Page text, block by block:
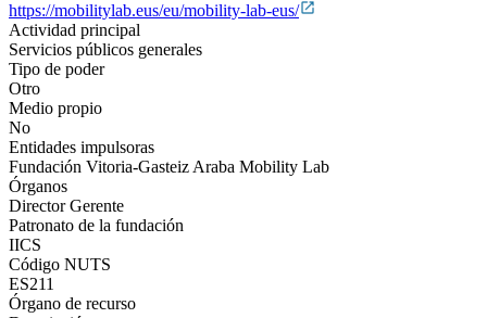
https://mobilitylab.eus/eu/mobility-lab-eus/
Actividad principal
Servicios públicos generales
Tipo de poder
Otro
Medio propio
No
Entidades impulsoras
Fundación Vitoria-Gasteiz Araba Mobility Lab
Órganos
Director Gerente
Patronato de la fundación
IICS
Código NUTS
ES211
Órgano de recurso